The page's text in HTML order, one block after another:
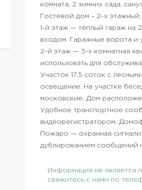
комната, 2 зимних сада,
Гостевой дом – 2-х
1-й этаж — тёплый гараж на
входом. Гаражные ворота и
2-й этаж — 3-х комнатная
использовать для
Участок 17,5 соток с
освещение. На участке
московские. Дом
Удобное транспортное
видеорегистратором.
Пожаро — охранная
дублированием сообщений
Информация не является
свяжитесь с нами по